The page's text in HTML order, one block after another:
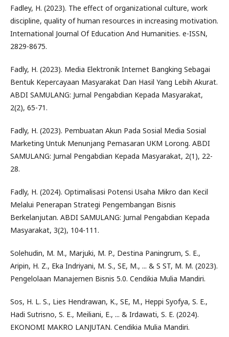
Fadley, H. (2023). The effect of organizational culture, work
discipline, quality of human resources in increasing motivation.
International Journal Of Education And Humanities. e-ISSN,
2829-8675.
Fadly, H. (2023). Media Elektronik Internet Bangking Sebagai
Bentuk Kepercayaan Masyarakat Dan Hasil Yang Lebih Akurat.
ABDI SAMULANG: Jurnal Pengabdian Kepada Masyarakat,
2(2), 65-71.
Fadly, H. (2023). Pembuatan Akun Pada Sosial Media Sosial
Marketing Untuk Menunjang Pemasaran UKM Lorong. ABDI
SAMULANG: Jurnal Pengabdian Kepada Masyarakat, 2(1), 22-
28.
Fadly, H. (2024). Optimalisasi Potensi Usaha Mikro dan Kecil
Melalui Penerapan Strategi Pengembangan Bisnis
Berkelanjutan. ABDI SAMULANG: Jurnal Pengabdian Kepada
Masyarakat, 3(2), 104-111.
Solehudin, M. M., Marjuki, M. P., Destina Paningrum, S. E.,
Aripin, H. Z., Eka Indriyani, M. S., SE, M., ... & S ST, M. M. (2023).
Pengelolaan Manajemen Bisnis 5.0. Cendikia Mulia Mandiri.
Sos, H. L. S., Lies Hendrawan, K., SE, M., Heppi Syofya, S. E.,
Hadi Sutrisno, S. E., Meiliani, E., ... & Irdawati, S. E. (2024).
EKONOMI MAKRO LANJUTAN. Cendikia Mulia Mandiri.